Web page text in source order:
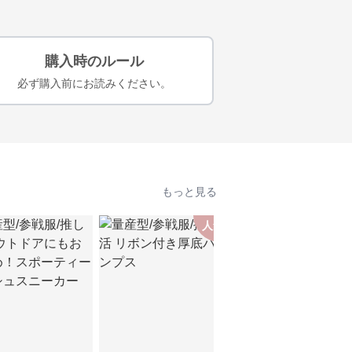
購入時のルール
必ず購入前にお読みください。
もっと見る
人気